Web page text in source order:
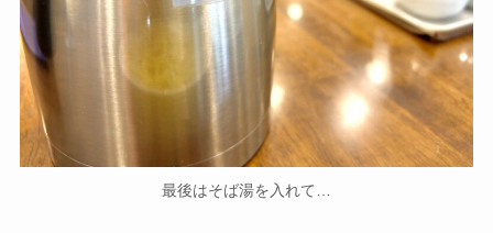
最後はそば湯を入れて…